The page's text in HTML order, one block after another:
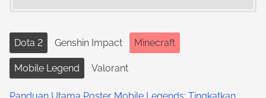
Dota 2 Genshin Impact Minecraft
Mobile Legend Valorant
Panduan Utama Poster Mobile Legends: Tingkatkan